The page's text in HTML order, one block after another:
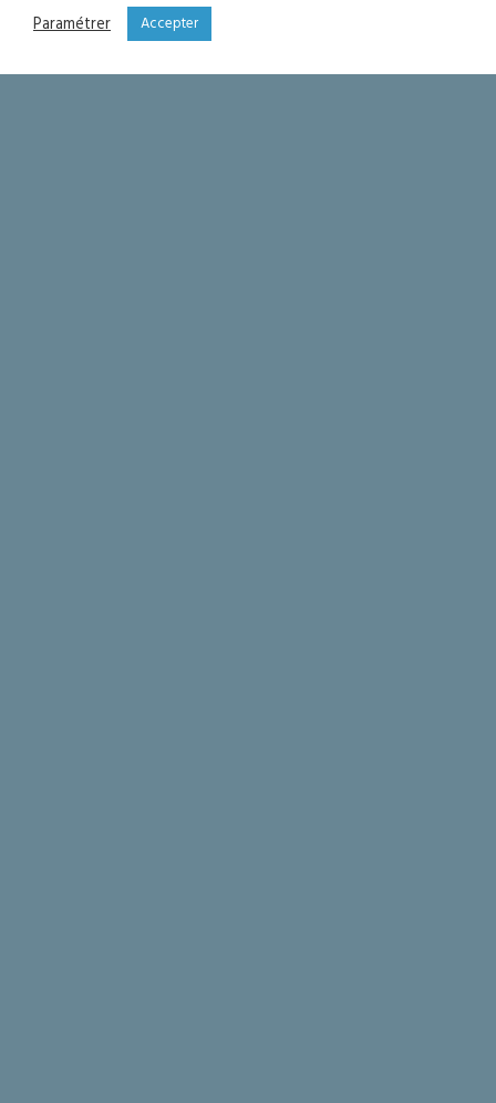
Paramétrer
Accepter